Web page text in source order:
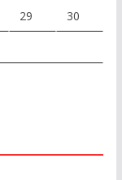
29 30